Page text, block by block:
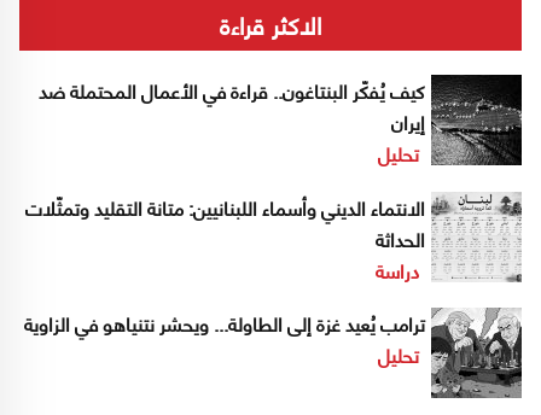
الاكثر قراءة
كيف يُفكّر البنتاغون.. قراءة في الأعمال المحتملة ضد
إيران
تحليل
الانتماء الديني وأسماء اللبنانيين: متانة التقليد وتمثّلات
الحداثة
دراسة
ترامب يُعيد غزة إلى الطاولة... ويحشر نتنياهو في الزاوية
تحليل